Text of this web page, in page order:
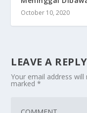
October 10, 2020
LEAVE A REPLY
Your email address will
marked*